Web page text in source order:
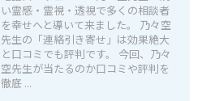
い霊感・霊視・透視で多くの相談者
を幸せへと導いて来ました。 乃々空
先生の「連絡引き寄せ」は効果絶大
と口コミでも評判です。 今回、乃々
空先生が当たるのか口コミや評判を
徹底 ...